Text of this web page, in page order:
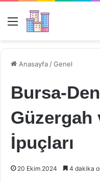
Menü
Anasayfa /Genel
Bursa-
Güzergah
İpuçları
20 Ekim 2024 4 dakika